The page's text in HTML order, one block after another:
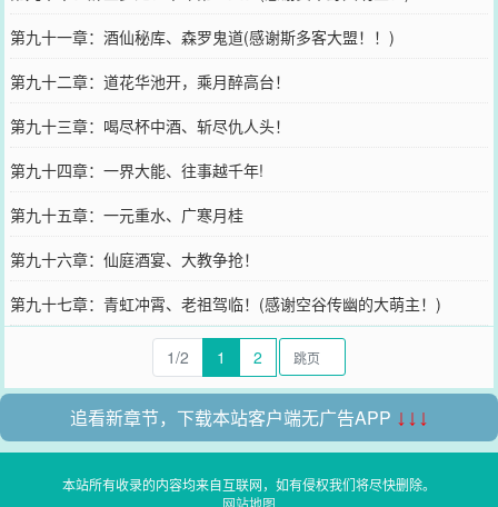
第九十一章：酒仙秘库、森罗鬼道(感谢斯多客大盟！！)
第九十二章：道花华池开，乘月醉高台！
第九十三章：喝尽杯中酒、斩尽仇人头！
第九十四章：一界大能、往事越千年!
第九十五章：一元重水、广寒月桂
第九十六章：仙庭酒宴、大教争抢！
第九十七章：青虹冲霄、老祖驾临！(感谢空谷传幽的大萌主！)
1/2 1 2
追看新章节，下载本站客户端无广告APP ↓↓↓
本站所有收录的内容均来自互联网，如有侵权我们将尽快删除。
网站地图